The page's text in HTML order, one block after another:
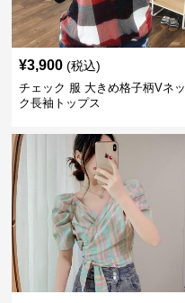
¥3,900 (税込)
チェック 服 大きめ格子柄Vネッ
ク長袖トップス